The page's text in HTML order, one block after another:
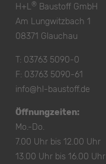
H+L® Baustoff GmbH
Am Lungwitzbach 1
08371 Glauchau
T: 03763 5090-0
F: 03763 5090-61
info@hl-baustoff.de
Öffnungzeiten:
Mo.-Do.
7.00 Uhr bis 12.00 Uhr
13.00 Uhr bis 16.00 Uhr